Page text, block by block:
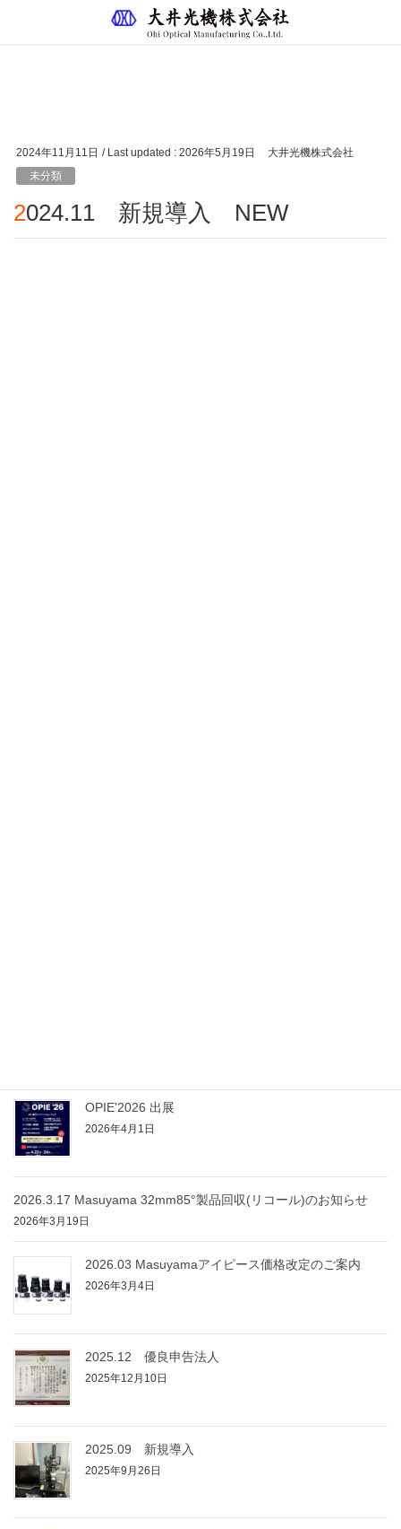
2024年11月11日 / Last updated : 2026年5月19日
大井光機株式会社
未分類
2024.11 新規導入 NEW
OPIE’2026 出展
2026年4月1日
2026.3.17 Masuyama 32mm85°製品回収(リコール)のお知らせ
2026年3月19日
2026.03 Masuyamaアイピース価格改定のご案内
2026年3月4日
2025.12 優良申告法人
2025年12月10日
2025.09 新規導入
2025年9月26日